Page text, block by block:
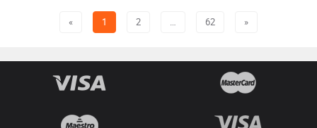
« 1 2 … 62 »